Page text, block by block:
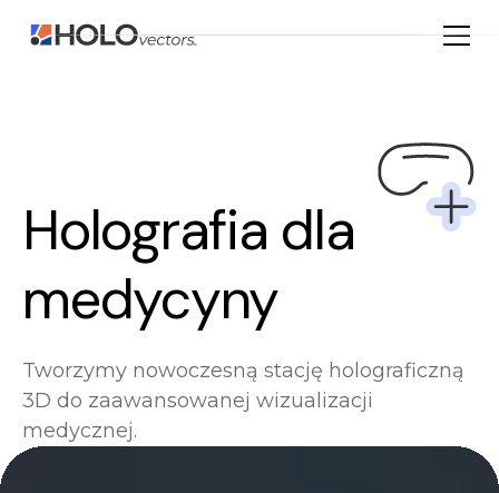
Holografia dla
medycyny
Tworzymy nowoczesną stację holograficzną
3D do zaawansowanej wizualizacji
medycznej.